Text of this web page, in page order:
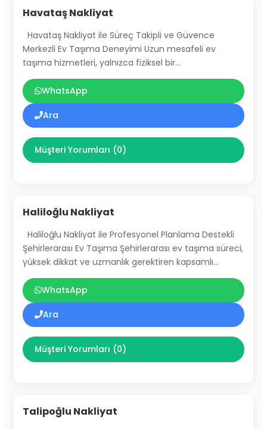
Havataş Nakliyat
Havataş Nakliyat ile Süreç Takipli ve Güvence
Merkezli Ev Taşıma Deneyimi Uzun mesafeli ev
taşıma hizmetleri, yalnızca fiziksel bir…
WhatsApp
Ara
Müşteri Yorumları (0)
Haliloğlu Nakliyat
Haliloğlu Nakliyat ile Profesyonel Planlama Destekli
Şehirlerarası Ev Taşıma Şehirlerarası ev taşıma süreci,
yüksek dikkat ve uzmanlık gerektiren kapsamlı…
WhatsApp
Ara
Müşteri Yorumları (0)
Talipoğlu Nakliyat